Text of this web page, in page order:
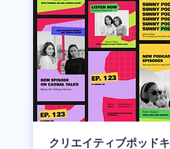
クリエイティブポッド